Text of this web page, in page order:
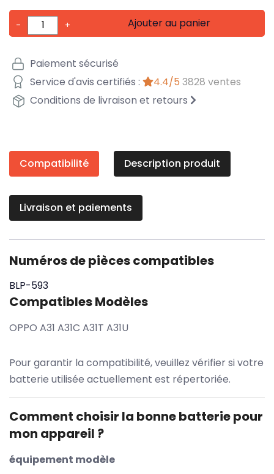
- + Ajouter au panier
Paiement sécurisé
Service d'avis certifiés :
4.4/5 3828 ventes
Conditions de livraison et retours
Compatibilité Description produit
Livraison et paiements
Numéros de pièces compatibles
BLP-593
Compatibles Modèles
OPPO A31 A31C A31T A31U
Pour garantir la compatibilité, veuillez vérifier si votre
batterie utilisée actuellement est répertoriée.
Comment choisir la bonne batterie pour
mon appareil ?
équipement modèle